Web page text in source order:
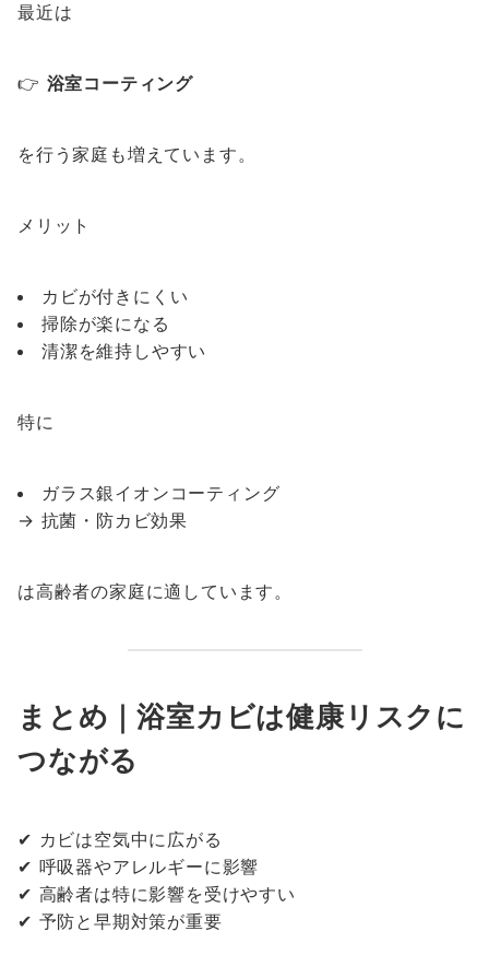
最近は
👉 浴室コーティング
を行う家庭も増えています。
メリット
カビが付きにくい
掃除が楽になる
清潔を維持しやすい
特に
ガラス銀イオンコーティング
→ 抗菌・防カビ効果
は高齢者の家庭に適しています。
まとめ｜浴室カビは健康リスクに
つながる
✔ カビは空気中に広がる
✔ 呼吸器やアレルギーに影響
✔ 高齢者は特に影響を受けやすい
✔ 予防と早期対策が重要